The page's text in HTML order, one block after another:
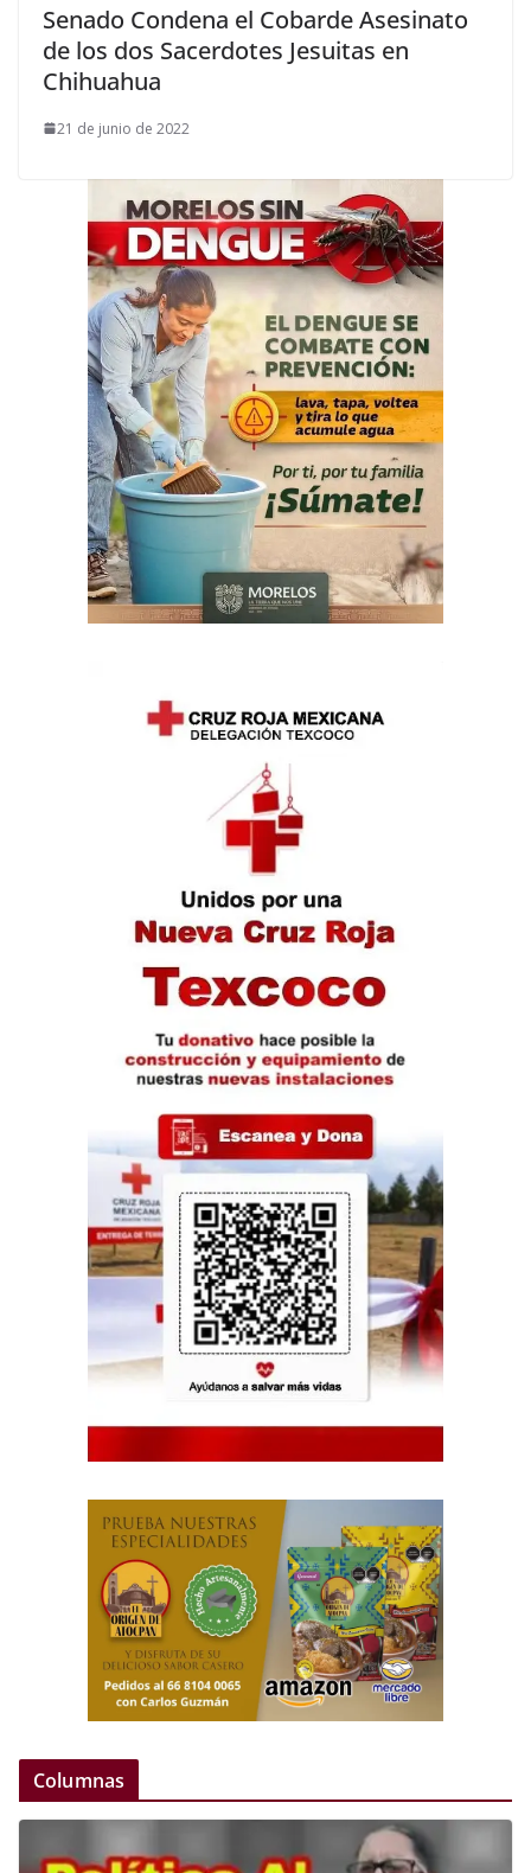
Senado Condena el Cobarde Asesinato
de los dos Sacerdotes Jesuitas en
Chihuahua
21 de junio de 2022
Columnas